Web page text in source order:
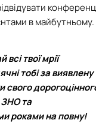
в майбутньому.
твої мрії
тобі за виявлену
свого
ЗНО та
роками на повну!